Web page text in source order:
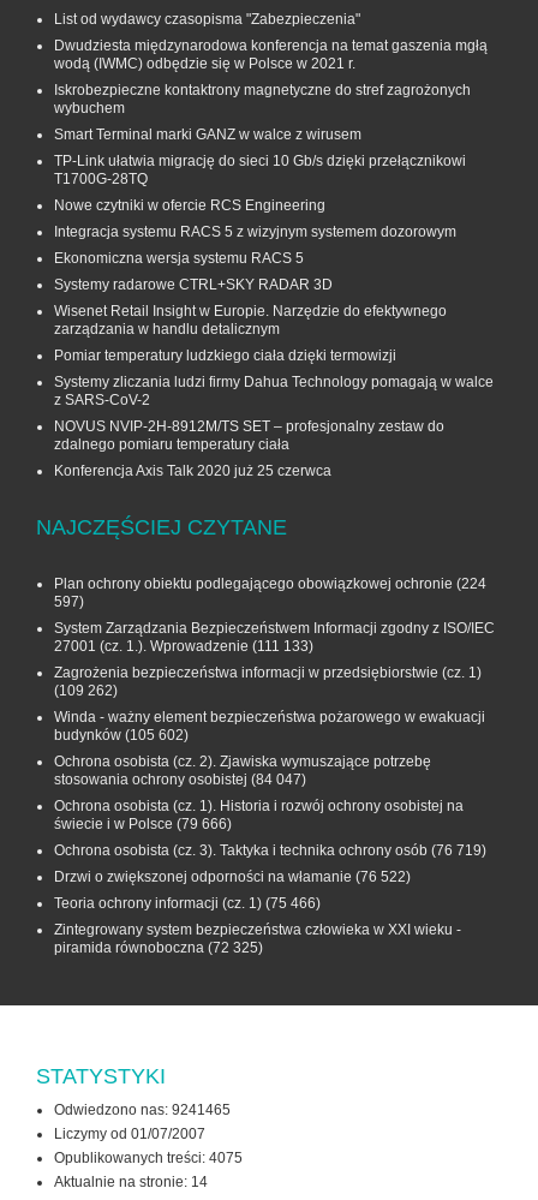
List od wydawcy czasopisma "Zabezpieczenia"
Dwudziesta międzynarodowa konferencja na temat gaszenia mgłą
wodą (IWMC) odbędzie się w Polsce w 2021 r.
Iskrobezpieczne kontaktrony magnetyczne do stref zagrożonych
wybuchem
Smart Terminal marki GANZ w walce z wirusem
TP-Link ułatwia migrację do sieci 10 Gb/s dzięki przełącznikowi
T1700G‑28TQ
Nowe czytniki w ofercie RCS Engineering
Integracja systemu RACS 5 z wizyjnym systemem dozorowym
Ekonomiczna wersja systemu RACS 5
Systemy radarowe CTRL+SKY RADAR 3D
Wisenet Retail Insight w Europie. Narzędzie do efektywnego
zarządzania w handlu detalicznym
Pomiar temperatury ludzkiego ciała dzięki termowizji
Systemy zliczania ludzi firmy Dahua Technology pomagają w walce
z SARS-CoV-2
NOVUS NVIP-2H-8912M/TS SET – profesjonalny zestaw do
zdalnego pomiaru temperatury ciała
Konferencja Axis Talk 2020 już 25 czerwca
NAJCZĘŚCIEJ CZYTANE
Plan ochrony obiektu podlegającego obowiązkowej ochronie (224
597)
System Zarządzania Bezpieczeństwem Informacji zgodny z ISO/IEC
27001 (cz. 1.). Wprowadzenie (111 133)
Zagrożenia bezpieczeństwa informacji w przedsiębiorstwie (cz. 1)
(109 262)
Winda - ważny element bezpieczeństwa pożarowego w ewakuacji
budynków (105 602)
Ochrona osobista (cz. 2). Zjawiska wymuszające potrzebę
stosowania ochrony osobistej (84 047)
Ochrona osobista (cz. 1). Historia i rozwój ochrony osobistej na
świecie i w Polsce (79 666)
Ochrona osobista (cz. 3). Taktyka i technika ochrony osób (76 719)
Drzwi o zwiększonej odporności na włamanie (76 522)
Teoria ochrony informacji (cz. 1) (75 466)
Zintegrowany system bezpieczeństwa człowieka w XXI wieku -
piramida równoboczna (72 325)
STATYSTYKI
Odwiedzono nas: 9241465
Liczymy od 01/07/2007
Opublikowanych treści: 4075
Aktualnie na stronie: 14